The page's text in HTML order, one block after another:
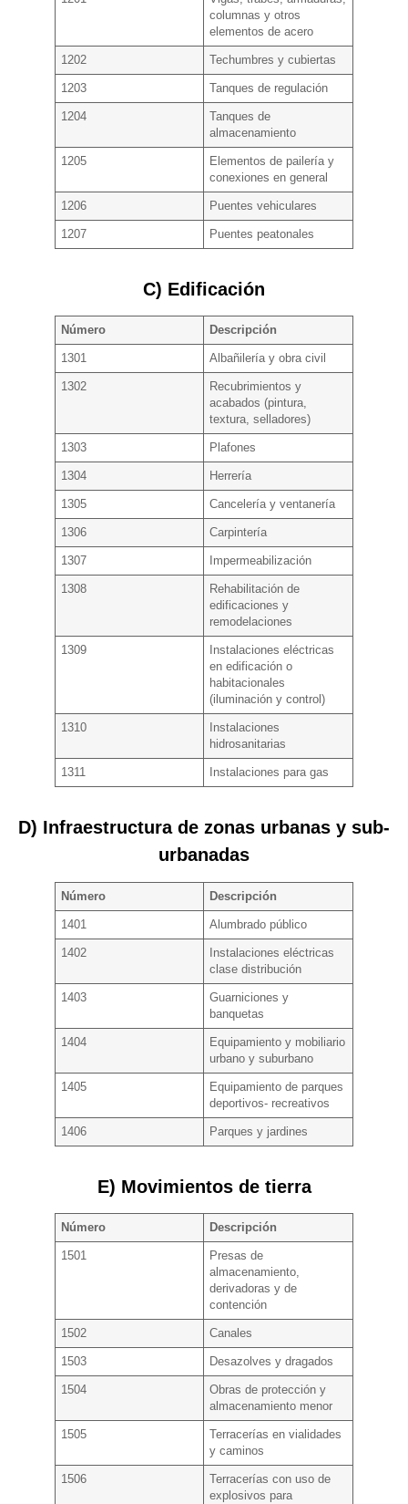
columnas y otros
elementos de acero
1202 Techumbres y cubiertas
1203 Tanques de regulación
1204
Tanques de
almacenamiento
1205
Elementos de pailería y
conexiones en general
1206 Puentes vehiculares
1207 Puentes peatonales
C) Edificación
Número Descripción
1301 Albañilería y obra civil
1302
Recubrimientos y
acabados (pintura,
textura, selladores)
1303 Plafones
1304 Herrería
1305 Cancelería y ventanería
1306 Carpintería
1307 Impermeabilización
1308
Rehabilitación de
edificaciones y
remodelaciones
1309
Instalaciones eléctricas
en edificación o
habitacionales
(iluminación y control)
1310
Instalaciones
hidrosanitarias
1311 Instalaciones para gas
D) Infraestructura de zonas urbanas y sub-
urbanadas
Número Descripción
1401 Alumbrado público
1402
Instalaciones eléctricas
clase distribución
1403
Guarniciones y
banquetas
1404
Equipamiento y mobiliario
urbano y suburbano
1405
Equipamiento de parques
deportivos- recreativos
1406 Parques y jardines
E) Movimientos de tierra
Número Descripción
1501
Presas de
almacenamiento,
derivadoras y de
contención
1502 Canales
1503 Desazolves y dragados
1504
Obras de protección y
almacenamiento menor
1505
Terracerías en vialidades
y caminos
1506
Terracerías con uso de
explosivos para